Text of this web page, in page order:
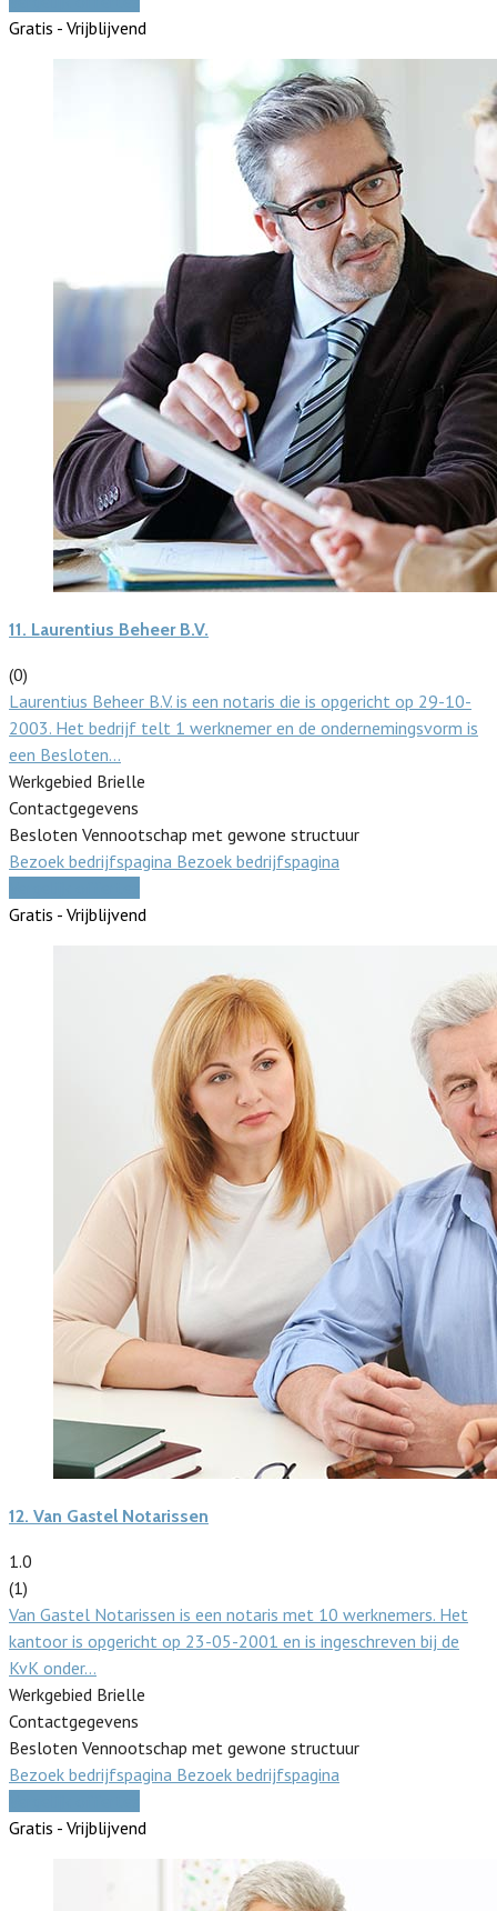
Gratis - Vrijblijvend
11. Laurentius Beheer B.V.
(0)
Laurentius Beheer B.V. is een notaris die is opgericht op 29-10-
2003. Het bedrijf telt 1 werknemer en de ondernemingsvorm is
een Besloten…
Werkgebied Brielle
Contactgegevens
Besloten Vennootschap met gewone structuur
Bezoek bedrijfspagina Bezoek bedrijfspagina
Gratis - Vrijblijvend
12. Van Gastel Notarissen
1.0
(1)
Van Gastel Notarissen is een notaris met 10 werknemers. Het
kantoor is opgericht op 23-05-2001 en is ingeschreven bij de
KvK onder…
Werkgebied Brielle
Contactgegevens
Besloten Vennootschap met gewone structuur
Bezoek bedrijfspagina Bezoek bedrijfspagina
Gratis - Vrijblijvend